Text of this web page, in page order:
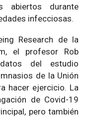
abiertos durante
infecciosas.
Research de la
el profesor Rob
del estudio
de la Unión
hacer ejercicio. La
de Covid-19
pero también